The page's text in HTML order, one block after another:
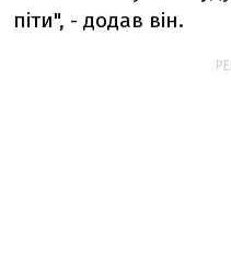
піти", - додав він.